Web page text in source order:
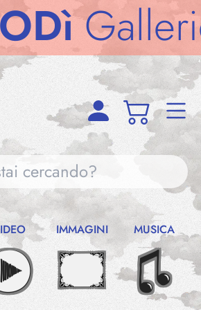
Gallerie
IMMAGINI MUSICA